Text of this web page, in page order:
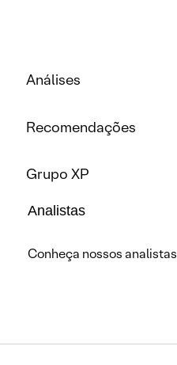
Análises
Recomendações
Grupo XP
Analistas
Conheça nossos analistas